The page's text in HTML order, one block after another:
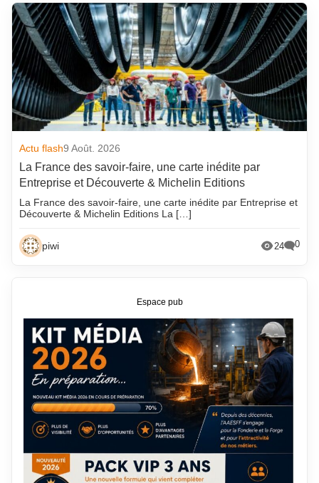
Actu flash9 Août. 2026
La France des savoir-faire, une carte inédite par
Entreprise et Découverte & Michelin Editions
La France des savoir-faire, une carte inédite par Entreprise et
Découverte & Michelin Editions La […]
piwi 24 0
Espace pub